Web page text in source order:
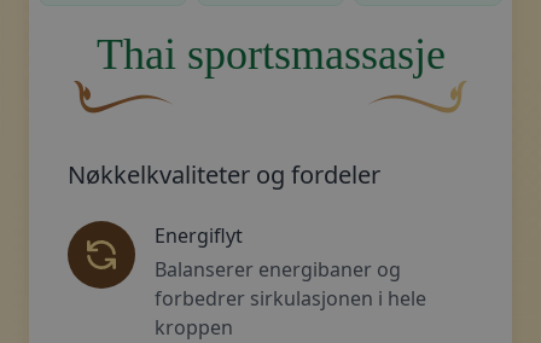
Thai sportsmassasje
Nøkkelkvaliteter og fordeler
Energiflyt
Balanserer energibaner og
forbedrer sirkulasjonen i hele
kroppen